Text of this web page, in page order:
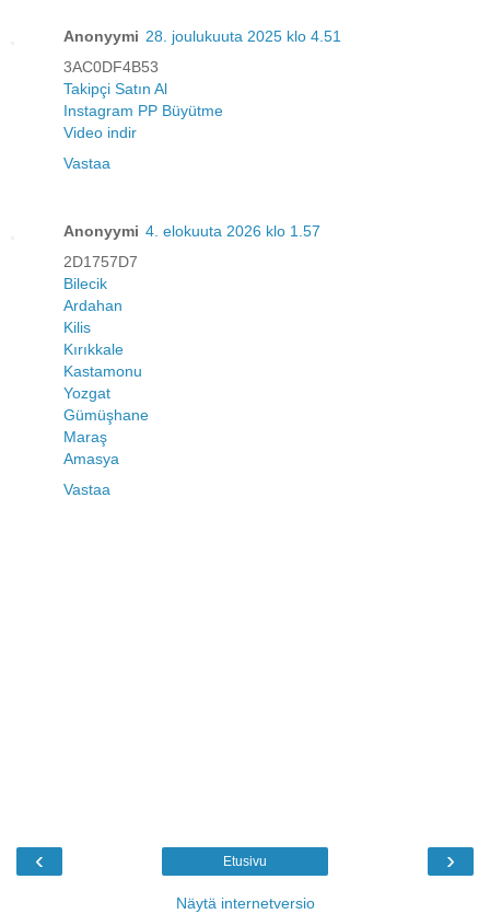
Anonyymi 28. joulukuuta 2025 klo 4.51
3AC0DF4B53
Takipçi Satın Al
Instagram PP Büyütme
Video indir
Vastaa
Anonyymi 4. elokuuta 2026 klo 1.57
2D1757D7
Bilecik
Ardahan
Kilis
Kırıkkale
Kastamonu
Yozgat
Gümüşhane
Maraş
Amasya
Vastaa
‹ ›
Etusivu
Näytä internetversio